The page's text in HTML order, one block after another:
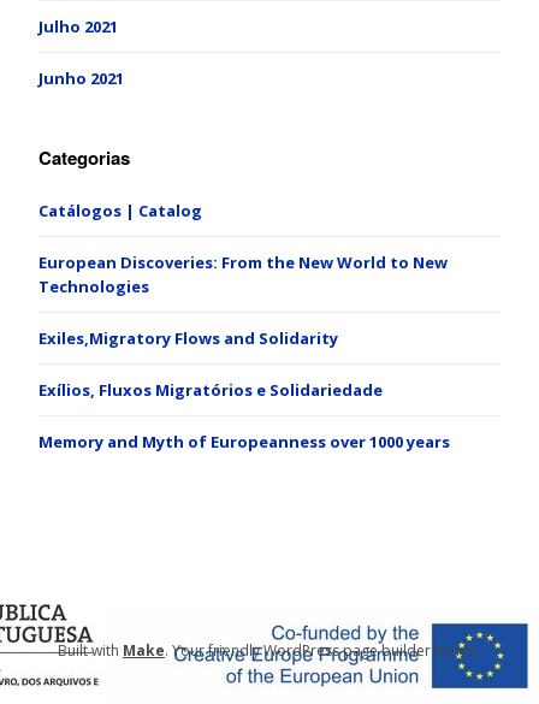
Julho 2021
Junho 2021
Categorias
Catálogos | Catalog
European Discoveries: From the New World to New
Technologies
Exiles,Migratory Flows and Solidarity
Exílios, Fluxos Migratórios e Solidariedade
Memory and Myth of Europeanness over 1000 years
Built with Make. Your friendly WordPress page builder theme.